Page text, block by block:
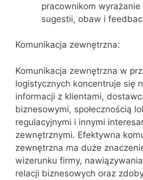
pracownikom
sugestii, obaw i
Komunikacja zewnętrzna:
Komunikacja zewnętrzna w
logistycznych koncentruje się
informacji z klientami,
biznesowymi, społecznością
regulacyjnymi i innymi
zewnętrznymi. Efektywna
zewnętrzna ma duże
wizerunku firmy,
relacji biznesowych oraz